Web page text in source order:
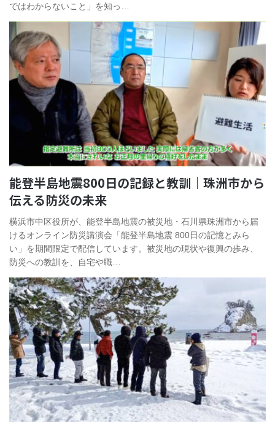
ではわからないこと」を知っ…
能登半島地震800日の記録と教訓｜珠洲市から
伝える防災の未来
横浜市中区役所が、能登半島地震の被災地・石川県珠洲市から届
けるオンライン防災講演会「能登半島地震 800日の記憶とみら
い」を期間限定で配信しています。被災地の現状や復興の歩み、
防災への教訓を、自宅や職…